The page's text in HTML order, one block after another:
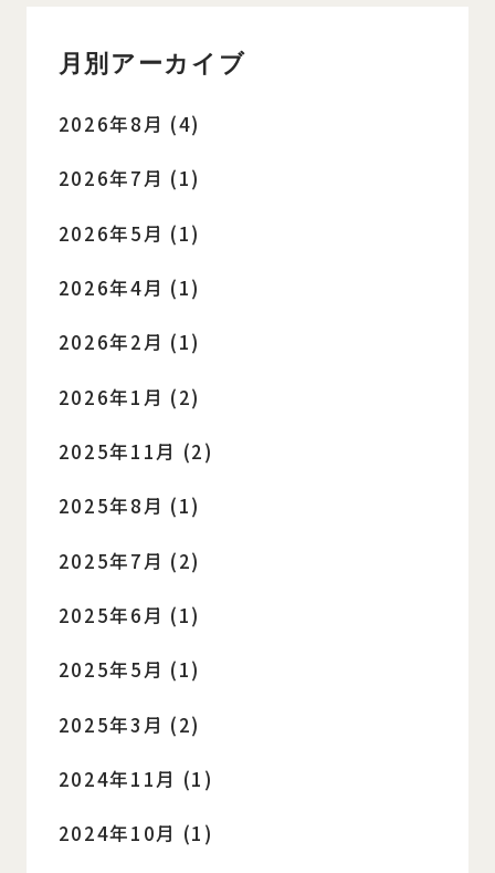
月別アーカイブ
2026年8月 (4)
2026年7月 (1)
2026年5月 (1)
2026年4月 (1)
2026年2月 (1)
2026年1月 (2)
2025年11月 (2)
2025年8月 (1)
2025年7月 (2)
2025年6月 (1)
2025年5月 (1)
2025年3月 (2)
2024年11月 (1)
2024年10月 (1)